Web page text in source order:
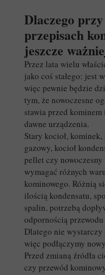
Dlaczego
przepisach
jeszcze
Przez lata wielu
jako coś stałego: jest
więc pewnie będzie
tym, że nowoczesne
stawia przed
dawne urządzenia.
Stary kocioł,
gazowy, kocioł
pellet czy
wymagać różnych
kominowego. Różnią
ilością kondensatu,
spalin, potrzebą
odpornością
Dlatego nie wystarczy
więc podłączymy
Przed zmianą źródła
czy przewód